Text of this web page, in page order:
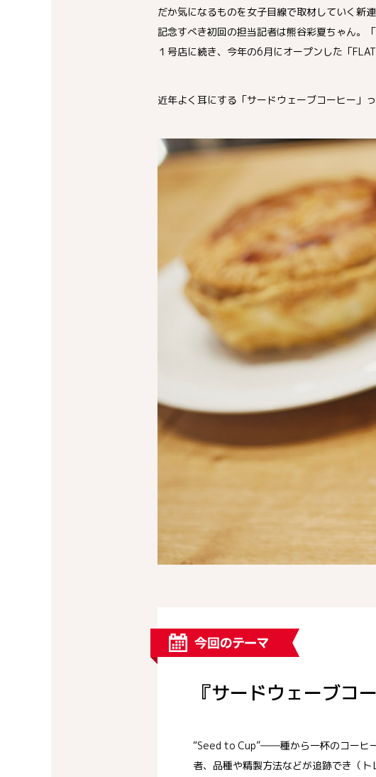
だか気になるものを女子目線で取材していく新連
記念すべき初回の担当記者は熊谷彩夏ちゃん。
１号店に続き、今年の6月にオープンした「
近年よく耳にする「サードウェーブコーヒー」
『サードウェーブコ
“Seed to Cup”――種から一杯のコーヒ
者、品種や精製方法などが追跡でき（ト